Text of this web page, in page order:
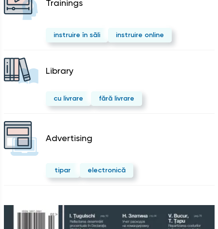
Trainings
instruire în săli instruire online
Library
cu livrare fără livrare
Advertising
tipar electronică